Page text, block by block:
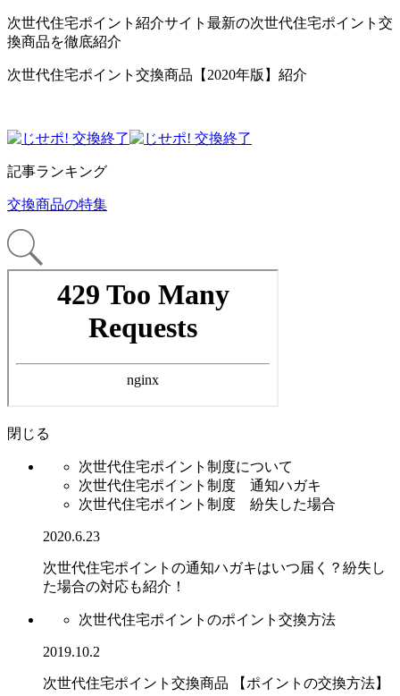
次世代住宅ポイント紹介サイト最新の次世代住宅ポイント交
換商品を徹底紹介
次世代住宅ポイント交換商品【2020年版】紹介
記事ランキング
交換商品の特集
閉じる
次世代住宅ポイント制度について
次世代住宅ポイント制度 通知ハガキ
次世代住宅ポイント制度 紛失した場合
2020.6.23
次世代住宅ポイントの通知ハガキはいつ届く？紛失し
た場合の対応も紹介！
次世代住宅ポイントのポイント交換方法
2019.10.2
次世代住宅ポイント交換商品 【ポイントの交換方法】